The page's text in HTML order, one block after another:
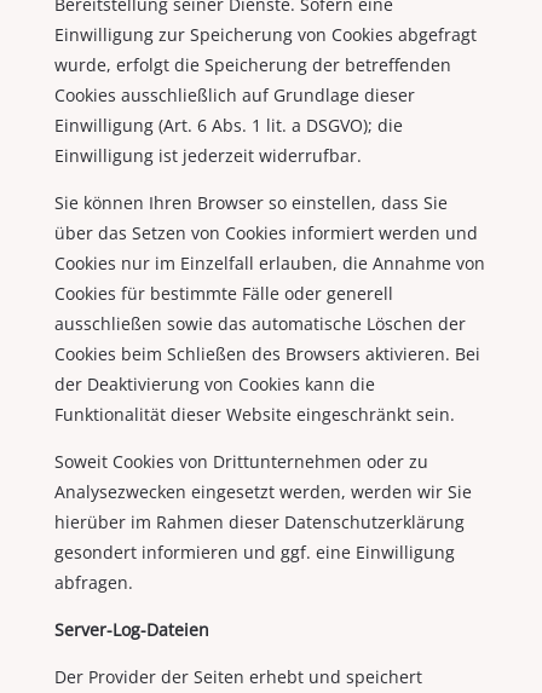
Einwilligung zur Speicherung von Cookies abgefragt
wurde, erfolgt die Speicherung der betreffenden
Cookies ausschließlich auf Grundlage dieser
Einwilligung (Art. 6 Abs. 1 lit. a DSGVO); die
Einwilligung ist jederzeit widerrufbar.
Sie können Ihren Browser so einstellen, dass Sie
über das Setzen von Cookies informiert werden und
Cookies nur im Einzelfall erlauben, die Annahme von
Cookies für bestimmte Fälle oder generell
ausschließen sowie das automatische Löschen der
Cookies beim Schließen des Browsers aktivieren. Bei
der Deaktivierung von Cookies kann die
Funktionalität dieser Website eingeschränkt sein.
Soweit Cookies von Drittunternehmen oder zu
Analysezwecken eingesetzt werden, werden wir Sie
hierüber im Rahmen dieser Datenschutzerklärung
gesondert informieren und ggf. eine Einwilligung
abfragen.
Server-Log-Dateien
Der Provider der Seiten erhebt und speichert